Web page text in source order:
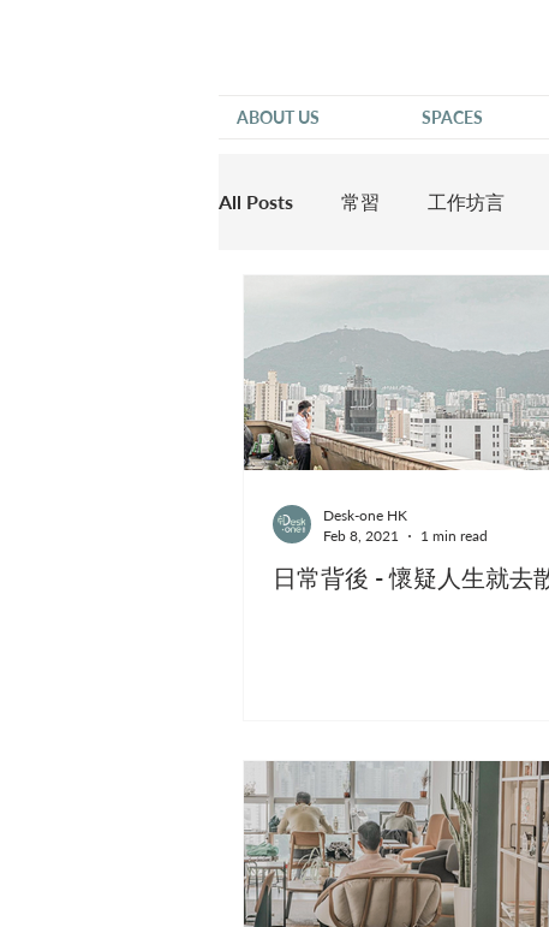
ABOUT US SPACES
All Posts 常習 工作坊言
日常背後 - 懷疑人生就去
Desk-one HK
Feb 8, 2021
1 min read